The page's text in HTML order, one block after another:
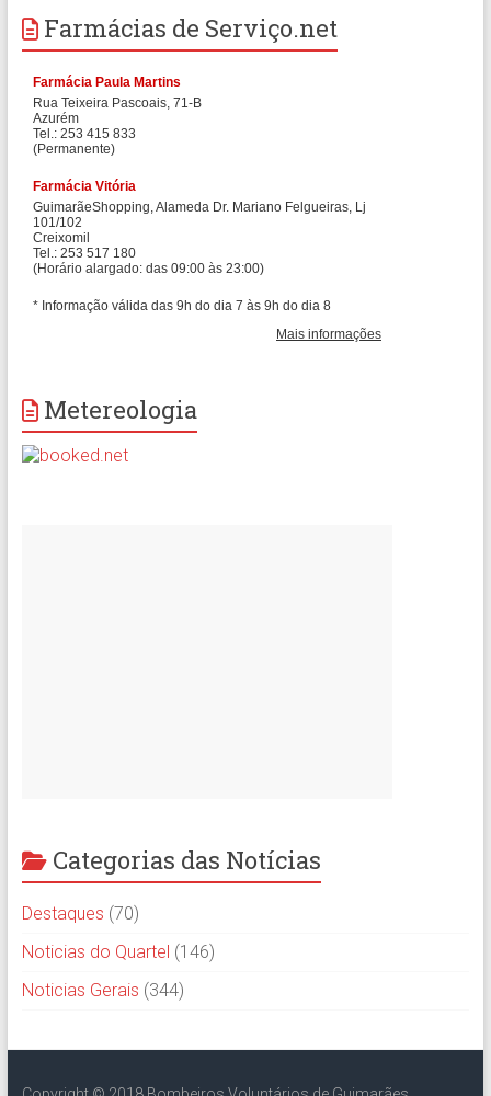
Farmácias de Serviço.net
Metereologia
Categorias das Notícias
Destaques (70)
Noticias do Quartel (146)
Noticias Gerais (344)